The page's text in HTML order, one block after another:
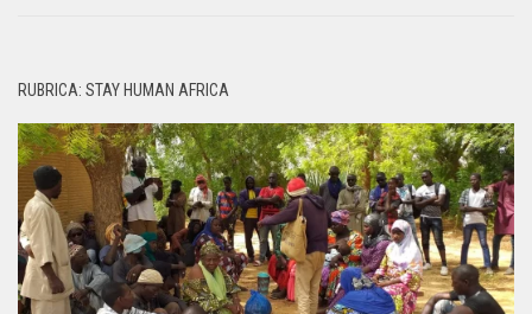
RUBRICA: STAY HUMAN AFRICA